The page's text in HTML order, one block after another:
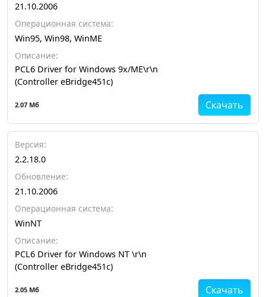
21.10.2006
Операционная система:
Win95, Win98, WinME
Описание:
PCL6 Driver for Windows 9x/ME\r\n
(Controller eBridge451c)
Скачать
2.07 Мб
Версия:
2.2.18.0
Обновление:
21.10.2006
Операционная система:
WinNT
Описание:
PCL6 Driver for Windows NT \r\n
(Controller eBridge451c)
Скачать
2.05 Мб